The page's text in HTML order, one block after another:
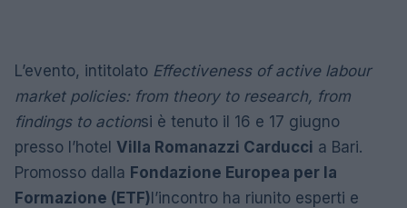
L’evento, intitolato Effectiveness of active labour
market policies: from theory to research, from
findings to actionsi è tenuto il 16 e 17 giugno
presso l’hotel Villa Romanazzi Carducci a Bari.
Promosso dalla Fondazione Europea per la
Formazione (ETF) l’incontro ha riunito esperti e